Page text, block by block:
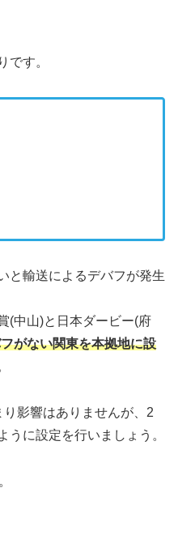
です。
と輸送によるデバフが発生
(中山)と日本ダービー(府
がない関東を本拠地に設
影響はありませんが、2
うに設定を行いましょう。